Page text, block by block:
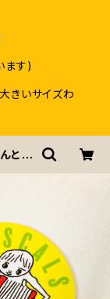
ます)
きいサイズわ
とヘ